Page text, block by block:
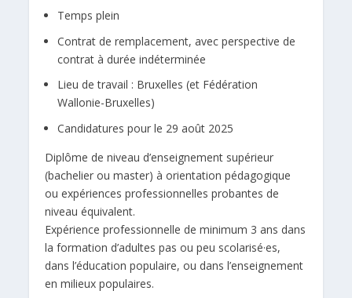
Temps plein
Contrat de remplacement, avec perspective de
contrat à durée indéterminée
Lieu de travail : Bruxelles (et Fédération
Wallonie-Bruxelles)
Candidatures pour le 29 août 2025
Diplôme de niveau d’enseignement supérieur
(bachelier ou master) à orientation pédagogique
ou expériences professionnelles probantes de
niveau équivalent.
Expérience professionnelle de minimum 3 ans dans
la formation d’adultes pas ou peu scolarisé·es,
dans l’éducation populaire, ou dans l’enseignement
en milieux populaires.